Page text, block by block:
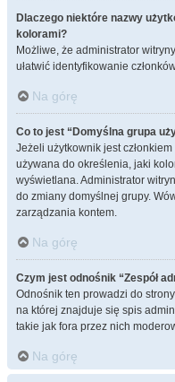
Dlaczego niektóre nazwy
kolorami?
Możliwe, że administrator
ułatwić identyfikowanie
Na górę
Co to jest “Domyślna grupa
Jeżeli użytkownik jest
używana do określenia, jaki
wyświetlana. Administrator
do zmiany domyślnej grupy.
zarządzania kontem.
Na górę
Czym jest odnośnik “Zespół
Odnośnik ten prowadzi do
na której znajduje się spis
takie jak fora przez nich
Na górę